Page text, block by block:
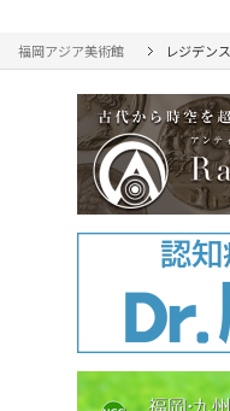
福岡アジア美術館 レジデンス